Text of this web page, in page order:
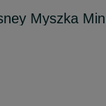
Myszka